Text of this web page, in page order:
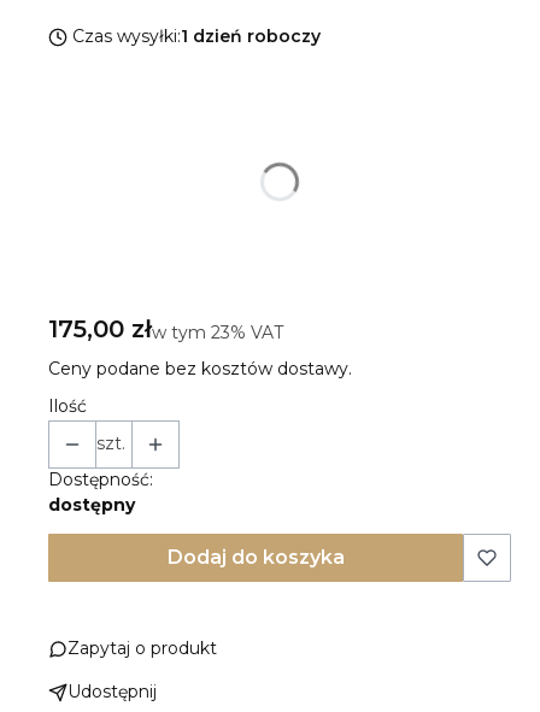
Czas wysyłki:1 dzień roboczy
Cena
175,00 złw tym 23% VAT
w tym 23% VAT
Ceny podane bez kosztów dostawy.
Ilość
szt.
Dostępność:
dostępny
Dodaj do koszyka
Zapytaj o produkt
Udostępnij